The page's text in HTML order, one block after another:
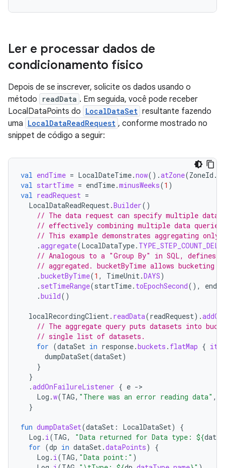
Ler e processar dados de
condicionamento físico
Depois de se inscrever, solicite os dados usando o
método
readData . Em seguida, você pode receber
LocalDataPoints do LocalDataSet resultante fazendo
uma LocalDataReadRequest , conforme mostrado no
snippet de código a seguir:
val endTime = LocalDateTime.now().atZone(ZoneId .
val startTime = endTime.minusWeeks(1 )
val readRequest =
LocalDataReadRequest.Builder()
// The data request can specify multiple data
// effectively combining multiple data
// This example demonstrates aggregating only
.aggregate(LocalDataType.
// Analogous to a "Group By" in SQL, defines
// aggregated. bucketByTime allows bucketing
.bucketByTime(1 , TimeUnit.DAYS)
. setTimeRange(startTime. toEpochSecond(),
.build()
localRecordingClient. readData(readRequest).
// The aggregate query puts datasets into
// single list of datasets.
for (dataSet in response.buckets . flatMap { it
dumpDataSet(dataSet)
}
}
.addOnFailureListener { e -
Log .w(TAG, "There was an error reading data" ,
}
fun dumpDataSet(dataSet : LocalDataSet)
{
Log . i(TAG, "Data returned for Data type: ${
for (dp in dataSet.dataPoints)
{
Log . i(TAG, "Data point:" )